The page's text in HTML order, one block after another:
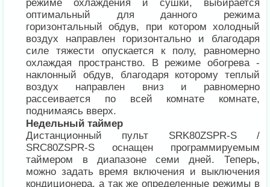
режиме охлаждения и сушки, выбирается
оптимальный для данного режима
горизонтальный обдув, при котором холодный
воздух направлен горизонтально и благодаря
силе тяжести опускается к полу, равномерно
охлаждая пространство. В режиме обогрева -
наклонный обдув, благодаря которому теплый
воздух направлен вниз и равномерно
рассеивается по всей комнате комнате,
поднимаясь вверх.
Недельный таймер
Дистанционный пульт SRK80ZSPR-S /
SRC80ZSPR-S оснащен программируемым
таймером в диапазоне семи дней. Теперь,
можно задать время включения и выключения
кондиционера, а так же определенные режимы в